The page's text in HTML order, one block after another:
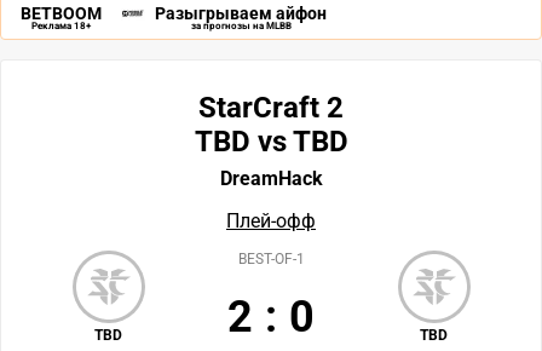
BETBOOM
Реклама 18+
Разыгрываем айфон
за прогнозы на MLBB
StarCraft 2
TBD vs TBD
DreamHack
Плей-офф
TBD TBD
BEST-OF-1
2 : 0